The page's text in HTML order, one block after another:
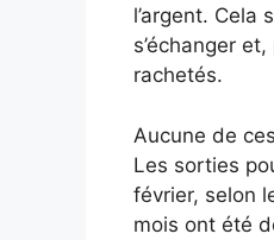
l’argent.
s’échanger
rachetés.
Aucune de
Les sorties
février, selon
mois ont été